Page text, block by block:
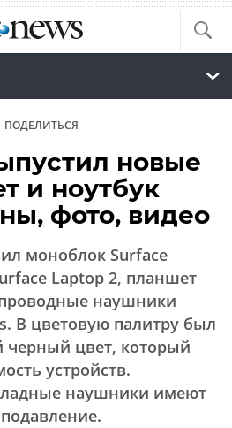
ПОДЕЛИТЬСЯ
новые
и ноутбук
фото, видео
моноблок Surface
Laptop 2, планшет
наушники
В цветовую палитру был
черный цвет, который
устройств.
наушники имеют